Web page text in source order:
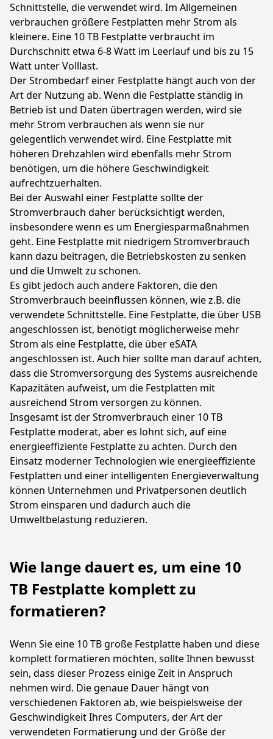
Schnittstelle, die verwendet wird. Im Allgemeinen
verbrauchen größere Festplatten mehr Strom als
kleinere. Eine 10 TB Festplatte verbraucht im
Durchschnitt etwa 6-8 Watt im Leerlauf und bis zu 15
Watt unter Volllast.
Der Strombedarf einer Festplatte hängt auch von der
Art der Nutzung ab. Wenn die Festplatte ständig in
Betrieb ist und Daten übertragen werden, wird sie
mehr Strom verbrauchen als wenn sie nur
gelegentlich verwendet wird. Eine Festplatte mit
höheren Drehzahlen wird ebenfalls mehr Strom
benötigen, um die höhere Geschwindigkeit
aufrechtzuerhalten.
Bei der Auswahl einer Festplatte sollte der
Stromverbrauch daher berücksichtigt werden,
insbesondere wenn es um Energiesparmaßnahmen
geht. Eine Festplatte mit niedrigem Stromverbrauch
kann dazu beitragen, die Betriebskosten zu senken
und die Umwelt zu schonen.
Es gibt jedoch auch andere Faktoren, die den
Stromverbrauch beeinflussen können, wie z.B. die
verwendete Schnittstelle. Eine Festplatte, die über USB
angeschlossen ist, benötigt möglicherweise mehr
Strom als eine Festplatte, die über eSATA
angeschlossen ist. Auch hier sollte man darauf achten,
dass die Stromversorgung des Systems ausreichende
Kapazitäten aufweist, um die Festplatten mit
ausreichend Strom versorgen zu können.
Insgesamt ist der Stromverbrauch einer 10 TB
Festplatte moderat, aber es lohnt sich, auf eine
energieeffiziente Festplatte zu achten. Durch den
Einsatz moderner Technologien wie energieeffiziente
Festplatten und einer intelligenten Energieverwaltung
können Unternehmen und Privatpersonen deutlich
Strom einsparen und dadurch auch die
Umweltbelastung reduzieren.
Wie lange dauert es, um eine 10
TB Festplatte komplett zu
formatieren?
Wenn Sie eine 10 TB große Festplatte haben und diese
komplett formatieren möchten, sollte Ihnen bewusst
sein, dass dieser Prozess einige Zeit in Anspruch
nehmen wird. Die genaue Dauer hängt von
verschiedenen Faktoren ab, wie beispielsweise der
Geschwindigkeit Ihres Computers, der Art der
verwendeten Formatierung und der Größe der